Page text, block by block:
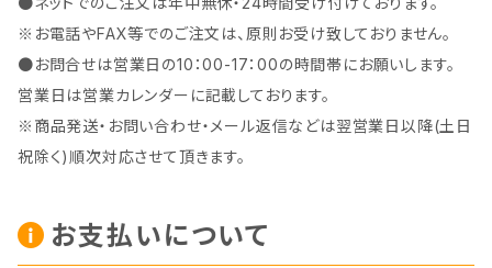
※お電話やFAX等でのご注文は、原則お受け致しておりません。
●お問合せは営業日の10：00-17：00の時間帯にお願いします。
営業日は営業カレンダーに記載しております。
※商品発送・お問い合わせ・メール返信などは翌営業日以降(土日
祝除く)順次対応させて頂きます。
お支払いについて